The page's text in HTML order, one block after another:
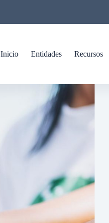
Inicio Entidades Recursos